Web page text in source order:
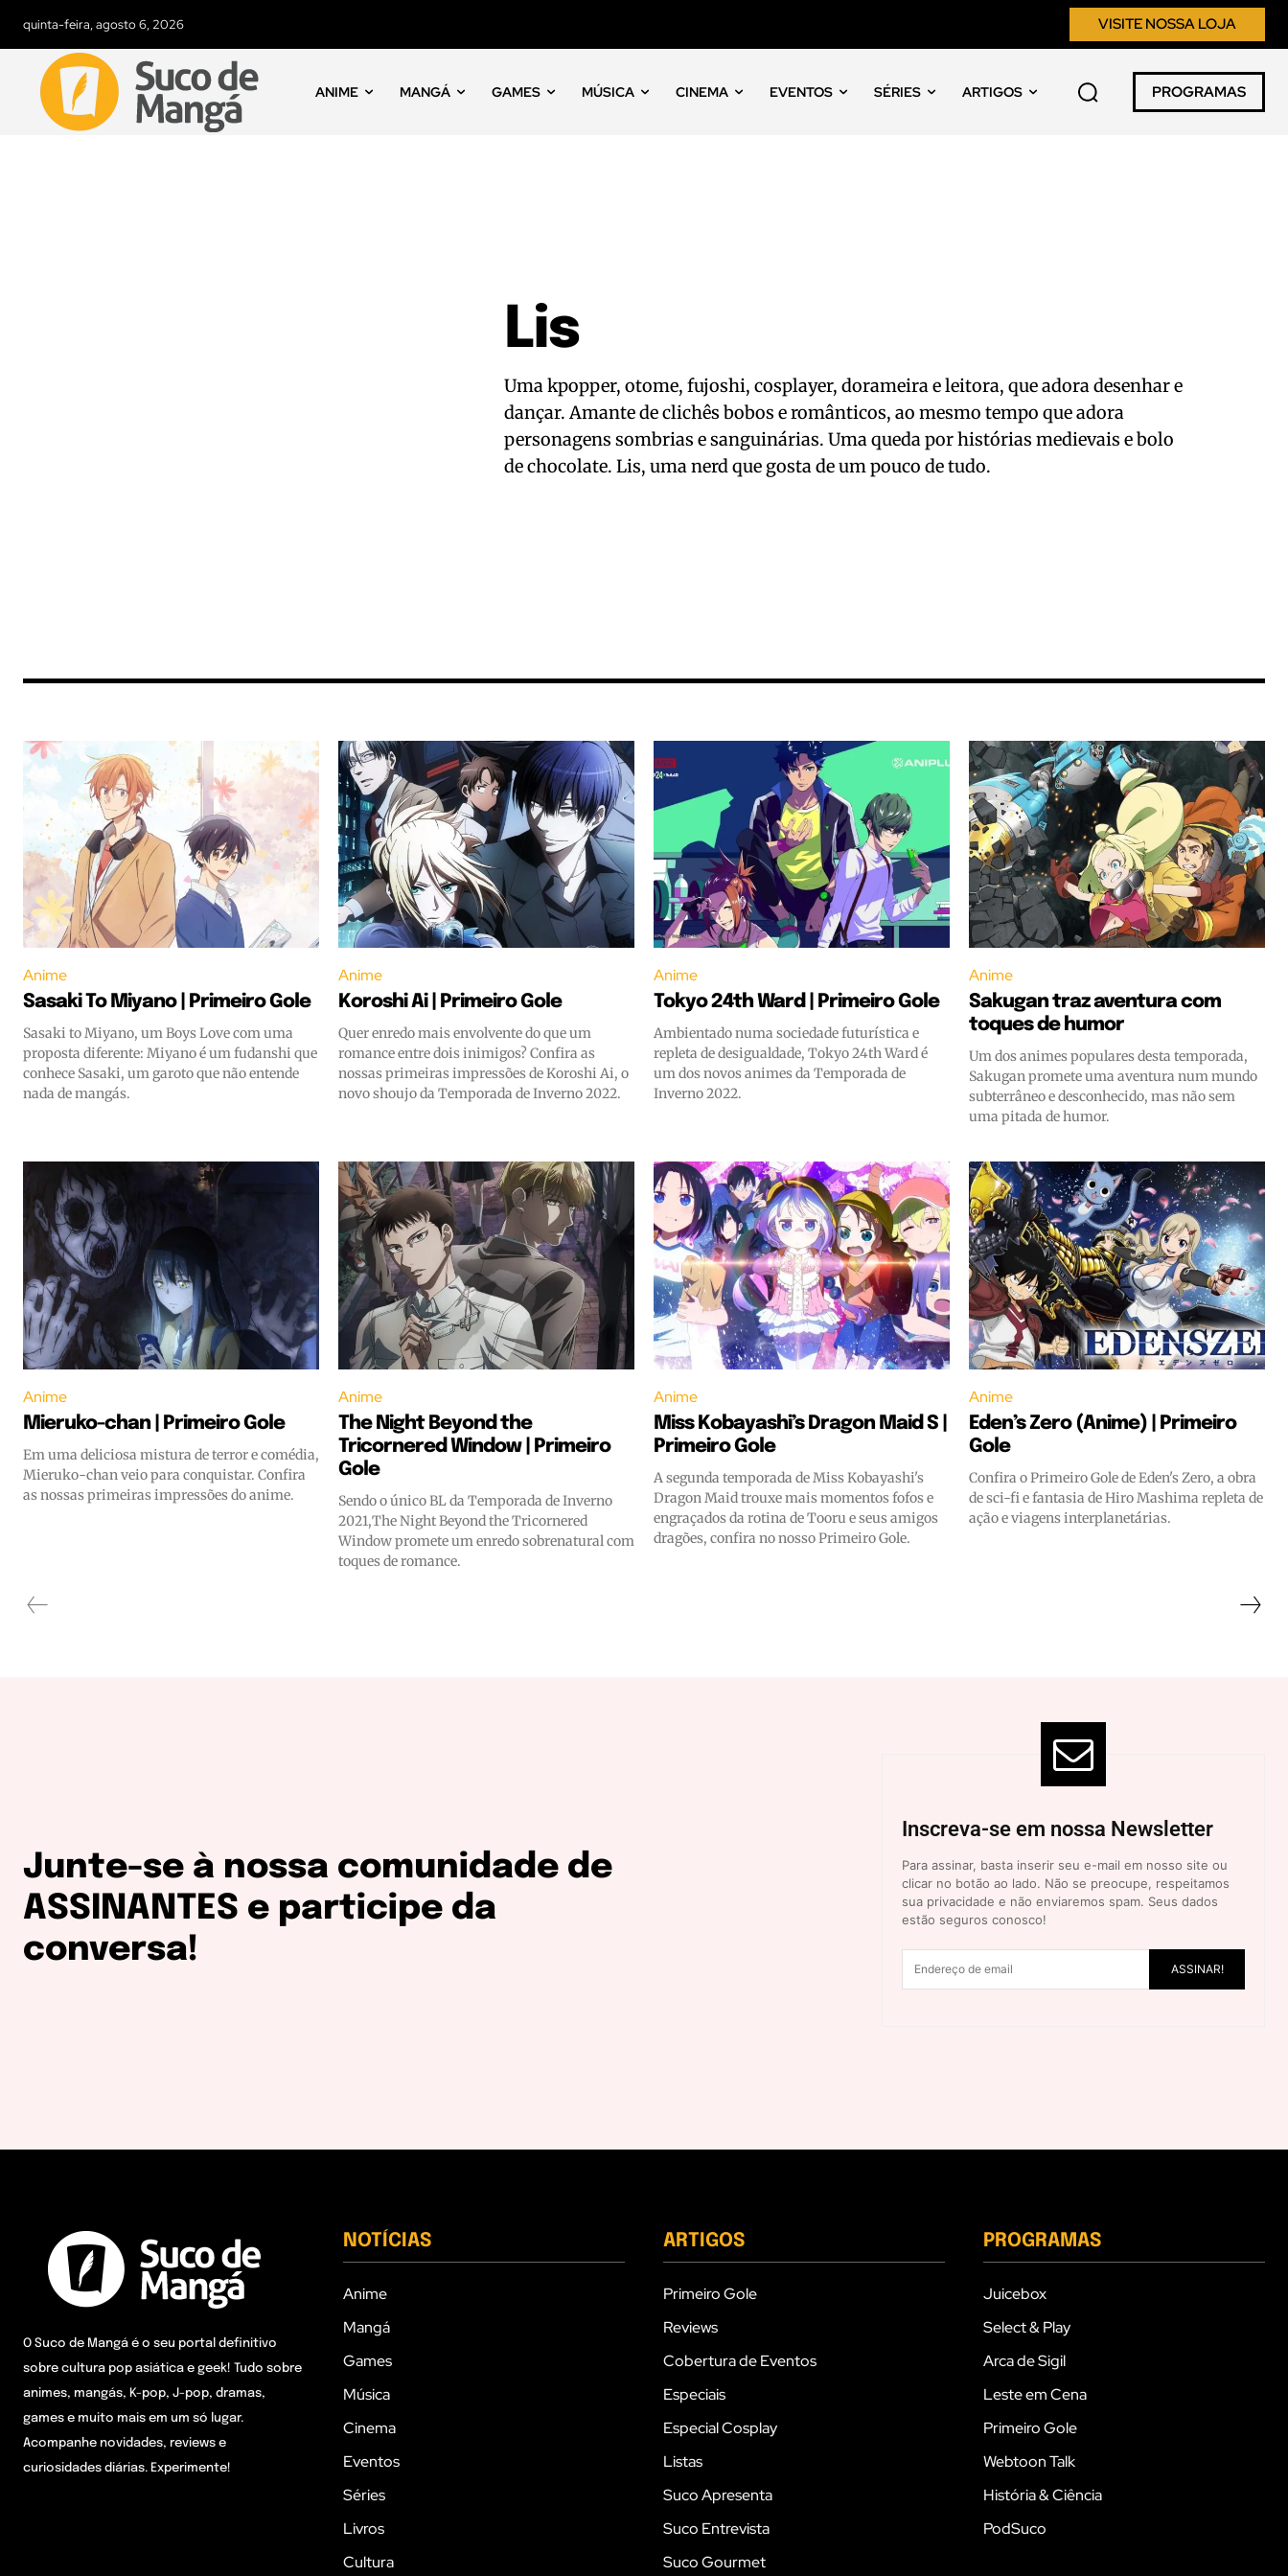
quinta-feira, agosto 6, 2026 VISITE NOSSA LOJA
ANIME MANGÁ GAMES MÚSICA CINEMA EVENTOS SÉRIES ARTIGOS PROGRAMAS
Lis
Uma kpopper, otome, fujoshi, cosplayer, dorameira e leitora, que adora desenhar e
dançar. Amante de clichês bobos e românticos, ao mesmo tempo que adora
personagens sombrias e sanguinárias. Uma queda por histórias medievais e bolo
de chocolate. Lis, uma nerd que gosta de um pouco de tudo.
Anime
Sasaki To Miyano | Primeiro Gole
Sasaki to Miyano, um Boys Love com uma
proposta diferente: Miyano é um fudanshi que
conhece Sasaki, um garoto que não entende
nada de mangás.
Anime
Koroshi Ai | Primeiro Gole
Quer enredo mais envolvente do que um
romance entre dois inimigos? Confira as
nossas primeiras impressões de Koroshi Ai, o
novo shoujo da Temporada de Inverno 2022.
Anime
Tokyo 24th Ward | Primeiro Gole
Ambientado numa sociedade futurística e
repleta de desigualdade, Tokyo 24th Ward é
um dos novos animes da Temporada de
Inverno 2022.
Anime
Sakugan traz aventura com
toques de humor
Um dos animes populares desta temporada,
Sakugan promete uma aventura num mundo
subterrâneo e desconhecido, mas não sem
uma pitada de humor.
Anime
Mieruko-chan | Primeiro Gole
Em uma deliciosa mistura de terror e comédia,
Mieruko-chan veio para conquistar. Confira
as nossas primeiras impressões do anime.
Anime
The Night Beyond the
Tricornered Window | Primeiro
Gole
Sendo o único BL da Temporada de Inverno
2021,The Night Beyond the Tricornered
Window promete um enredo sobrenatural com
toques de romance.
Anime
Miss Kobayashi’s Dragon Maid S |
Primeiro Gole
A segunda temporada de Miss Kobayashi's
Dragon Maid trouxe mais momentos fofos e
engraçados da rotina de Tooru e seus amigos
dragões, confira no nosso Primeiro Gole.
Anime
Eden’s Zero (Anime) | Primeiro
Gole
Confira o Primeiro Gole de Eden's Zero, a obra
de sci-fi e fantasia de Hiro Mashima repleta de
ação e viagens interplanetárias.
Junte-se à nossa comunidade de
ASSINANTES e participe da
conversa!
Inscreva-se em nossa Newsletter
Para assinar, basta inserir seu e-mail em nosso site ou
clicar no botão ao lado. Não se preocupe, respeitamos
sua privacidade e não enviaremos spam. Seus dados
estão seguros conosco!
ASSINAR!
O Suco de Mangá é o seu portal definitivo
sobre cultura pop asiática e geek! Tudo sobre
animes, mangás, K-pop, J-pop, dramas,
games e muito mais em um só lugar.
Acompanhe novidades, reviews e
curiosidades diárias. Experimente!
NOTÍCIAS
Anime
Mangá
Games
Música
Cinema
Eventos
Séries
Livros
Cultura
ARTIGOS
Primeiro Gole
Reviews
Cobertura de Eventos
Especiais
Especial Cosplay
Listas
Suco Apresenta
Suco Entrevista
Suco Gourmet
PROGRAMAS
Juicebox
Select & Play
Arca de Sigil
Leste em Cena
Primeiro Gole
Webtoon Talk
História & Ciência
PodSuco